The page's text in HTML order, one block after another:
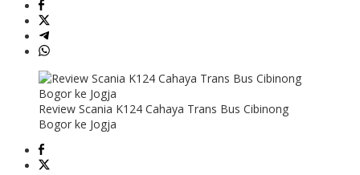
Review Scania K124 Cahaya Trans Bus Cibinong
Bogor ke Jogja